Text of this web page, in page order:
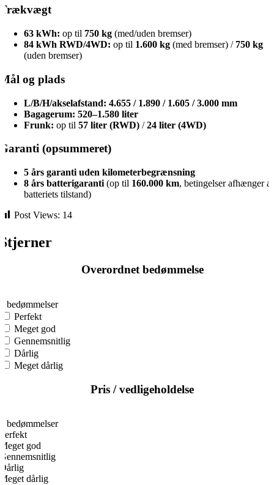
Trækvægt
63 kWh: op til 750 kg (med/uden bremser)
84 kWh RWD/4WD: op til 1.600 kg (med bremser) / 750 kg
(uden bremser)
Mål og plads
L/B/H/akselafstand: 4.655 / 1.890 / 1.605 / 3.000 mm
Bagagerum: 520–1.580 liter
Frunk: op til57 liter (RWD) /24 liter (4WD)
Garanti (opsummeret)
5 års garanti uden kilometerbegrænsning
8 års batterigaranti (op til 160.000 km, betingelser afhænger af
batteriets tilstand)
Post Views: 14
Stjerner
Overordnet bedømmelse
0 bedømmelser
Perfekt
Meget god
Gennemsnitlig
Dårlig
Meget dårlig
Pris / vedligeholdelse
0 bedømmelser
Perfekt
Meget god
Gennemsnitlig
Dårlig
Meget dårlig